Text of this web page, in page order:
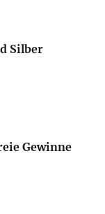
und
Silber
Gewinne